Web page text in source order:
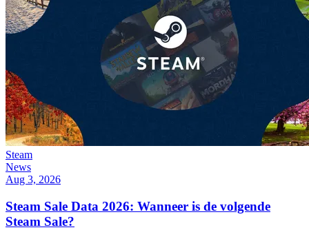
Steam
News
Aug 3, 2026
Steam Sale Data 2026: Wanneer is de volgende
Steam Sale?